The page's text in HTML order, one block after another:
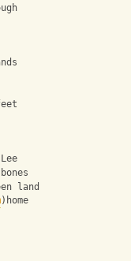
land
)home